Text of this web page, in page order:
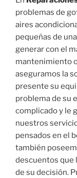
problemas de
aires
pequeñas de
generar con el
mantenimiento
aseguramos la
presente su
problema de su
complicado y le
nuestros
pensados en el
también
descuentos que
de su decisión.